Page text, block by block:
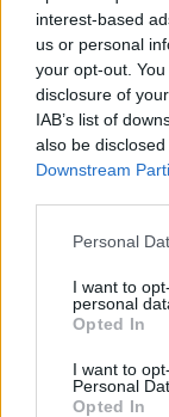
interest-based
us or personal
your opt-out.
disclosure of
IAB’s list of
also be
Downstream
Personal
I want to
personal
Opted In
I want to
Personal
Opted In